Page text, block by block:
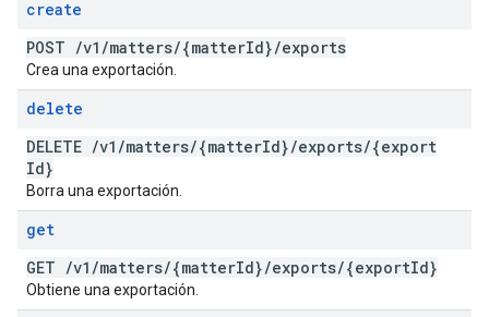
create
POST /v1 /matters/{matterId}/exports
Crea una exportación.
delete
DELETE /v1 /matters/{matterId}/exports/{export
Id}
Borra una exportación.
get
GET /v1 /matters/{matterId}/exports/{exportId}
Obtiene una exportación.